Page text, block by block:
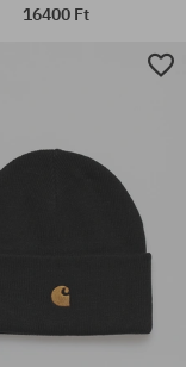
16400 Ft